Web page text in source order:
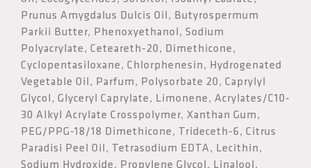
Prunus Amygdalus Dulcis Oil, Butyrospermum
Parkii Butter, Phenoxyethanol, Sodium
Polyacrylate, Ceteareth-20, Dimethicone,
Cyclopentasiloxane, Chlorphenesin, Hydrogenated
Vegetable Oil, Parfum, Polysorbate 20, Caprylyl
Glycol, Glyceryl Caprylate, Limonene, Acrylates/C10-
30 Alkyl Acrylate Crosspolymer, Xanthan Gum,
PEG/PPG-18/18 Dimethicone, Trideceth-6, Citrus
Paradisi Peel Oil, Tetrasodium EDTA, Lecithin,
Sodium Hydroxide, Propylene Glycol, Linalool,